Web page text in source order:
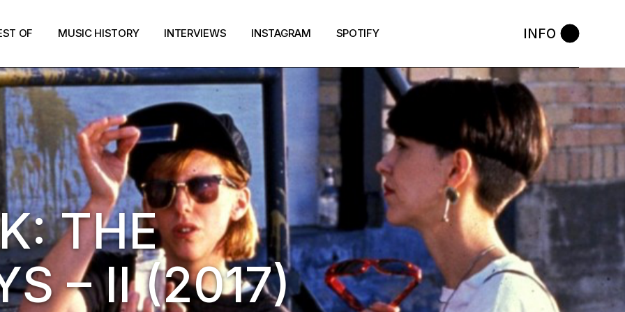
OF MUSIC HISTORY INTERVIEWS INSTAGRAM SPOTIFY INFO
THE
– II (2017)